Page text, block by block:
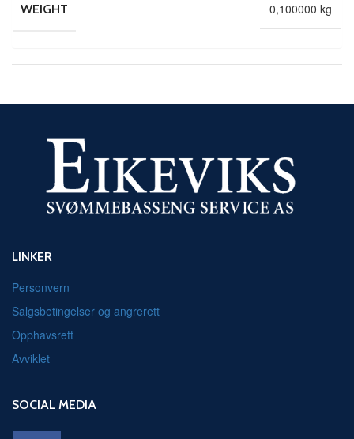
WEIGHT 0,100000 kg
LINKER
Personvern
Salgsbetingelser og angrerett
Opphavsrett
Avviklet
SOCIAL MEDIA